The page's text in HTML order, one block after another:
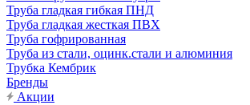
Труба гладкая гибкая ПНД
Труба гладкая жесткая ПВХ
Труба гофрированная
Труба из стали, оцинк.стали и алюминия
Трубка Кембрик
Бренды
Акции